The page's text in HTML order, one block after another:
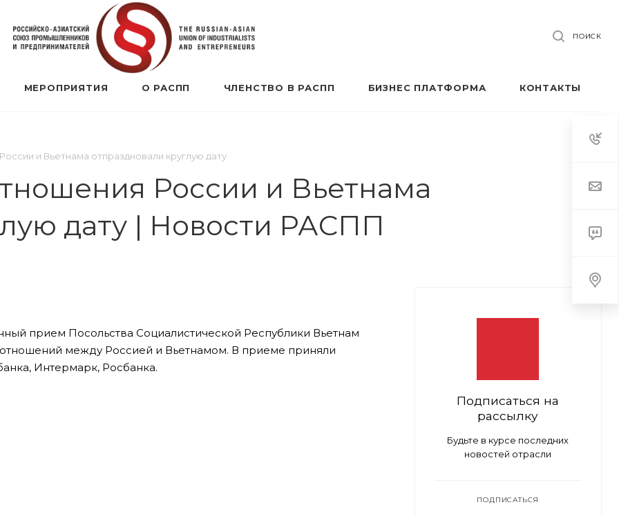
ПОИСК
МЕРОПРИЯТИЯ О РАСПП ЧЛЕНСТВО В РАСПП БИЗНЕС ПЛАТФОРМА КОНТАКТЫ
и Вьетнама отпраздновали круглую дату
России и Вьетнама
дату | Новости РАСПП
прием Посольства Социалистической Республики Вьетнам
между Россией и Вьетнамом. В приеме приняли
Интермарк, Росбанка.
Подписаться на
рассылку
Будьте в курсе последних
новостей отрасли
ПОДПИСАТЬСЯ